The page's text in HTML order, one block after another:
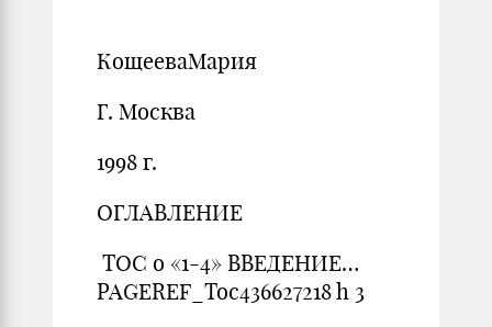
КощееваМария
Г. Москва
1998 г.
ОГЛАВЛЕНИЕ
TOC o «1-4» ВВЕДЕНИЕ…
PAGEREF_Toc436627218 h 3